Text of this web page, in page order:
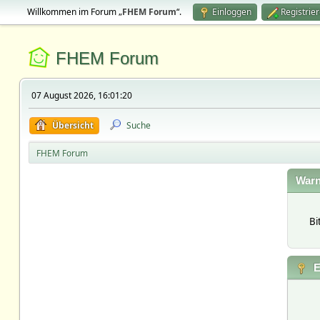
Willkommen im Forum „FHEM Forum“. Einloggen
FHEM Forum
07 August 2026, 16:01:20
Übersicht Suche
FHEM Forum